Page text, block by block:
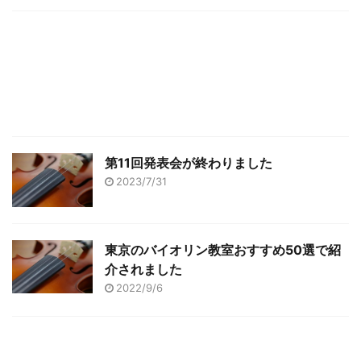
第11回発表会が終わりました
2023/7/31
東京のバイオリン教室おすすめ50選で紹
介されました
2022/9/6